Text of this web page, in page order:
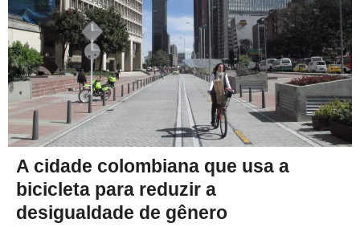
A cidade colombiana que usa a
bicicleta para reduzir a
desigualdade de gênero